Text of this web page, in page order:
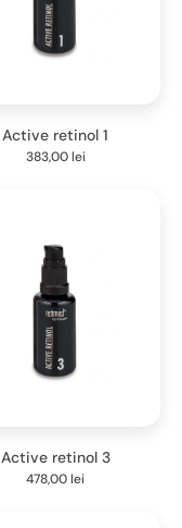
Active retinol 1
383,00lei
Active retinol 3
478,00lei